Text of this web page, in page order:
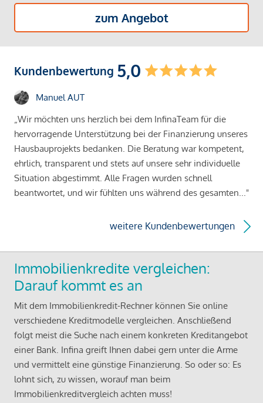
zum Angebot
Kundenbewertung 5,0
Manuel AUT
„Wir möchten uns herzlich bei dem InfinaTeam für die
hervorragende Unterstützung bei der Finanzierung unseres
Hausbauprojekts bedanken. Die Beratung war kompetent,
ehrlich, transparent und stets auf unsere sehr individuelle
Situation abgestimmt. Alle Fragen wurden schnell
beantwortet, und wir fühlten uns während des gesamten..."
weitere Kundenbewertungen
Immobilienkredite vergleichen:
Darauf kommt es an
Mit dem Immobilienkredit-Rechner können Sie online
verschiedene Kreditmodelle vergleichen. Anschließend
folgt meist die Suche nach einem konkreten Kreditangebot
einer Bank. Infina greift Ihnen dabei gern unter die Arme
und vermittelt eine günstige Finanzierung. So oder so: Es
lohnt sich, zu wissen, worauf man beim
Immobilienkreditvergleich achten muss!